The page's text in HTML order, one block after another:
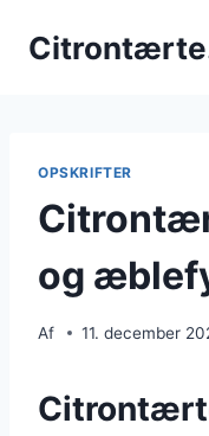
OPSKRIFTER
og
Af 11. december